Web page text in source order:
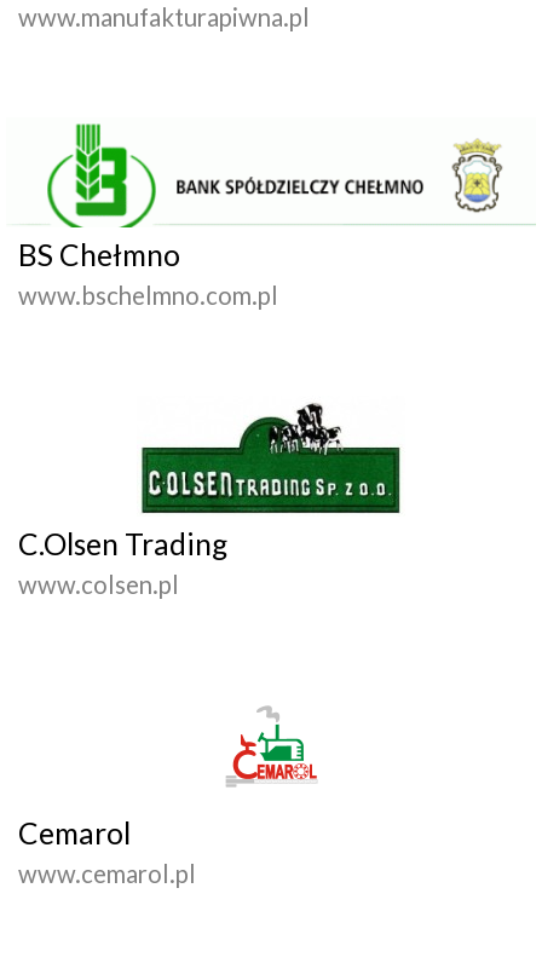
www.manufakturapiwna.pl
BS Chełmno
www.bschelmno.com.pl
C.Olsen Trading
www.colsen.pl
Cemarol
www.cemarol.pl